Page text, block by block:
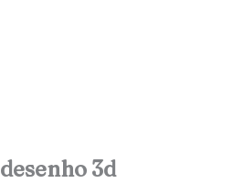
desenho 3d